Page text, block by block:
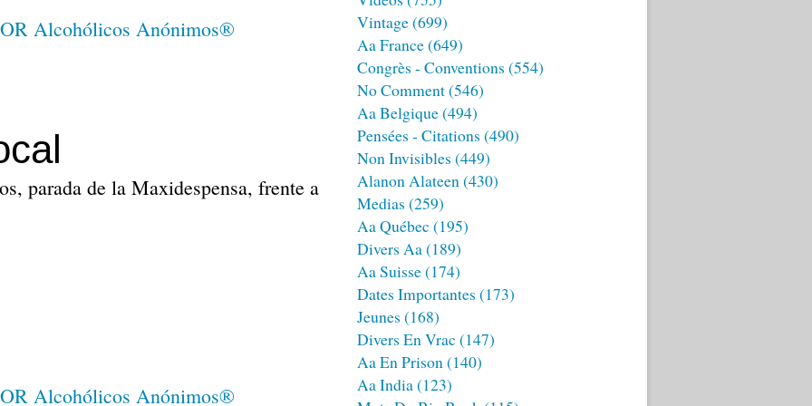
parada de la Maxidespensa, frente a
Vintage(699)
Aa France(649)
Congrès - Conventions (554)
No Comment(546)
Aa Belgique(494)
Pensées - Citations (490)
Non Invisibles (449)
Alanon Alateen(430)
Medias (259)
Aa Québec (195)
Divers Aa(189)
Aa Suisse(174)
Dates Importantes (173)
Jeunes (168)
Divers En Vrac (147)
Aa En Prison(140)
Aa India(123)